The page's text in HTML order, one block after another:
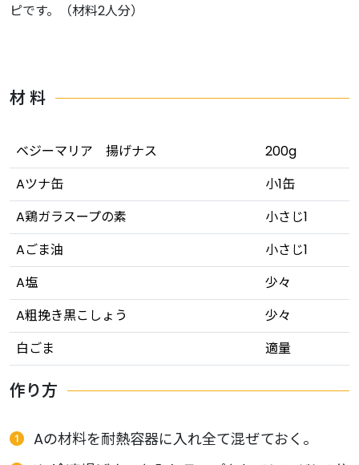
ピです。（材料2人分）
材 料
ベジーマリア 揚げナス
200g
Aツナ缶
小1缶
A鶏ガラスープの素
小さじ1
Aごま油
小さじ1
A塩
少々
A粗挽き黒こしょう
少々
白ごま
適量
作り方
Aの材料を耐熱容器に入れ全て混ぜておく。